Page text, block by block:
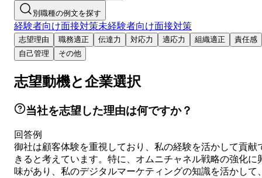
別職種の例文を探す
経験者向け面接対策未経験者向け面接対策
志望理由 職務適正 伝達力 対応力 適応力 組織適正
責任感
自己管理
その他
志望動機と企業選択
当社を志望した理由は何ですか？
回答例
御社は顧客体験を重視しており、私の経験を活かして貢献
きると考えています。特に、オムニチャネル戦略の強化に
味があり、私のデジタルマーケティングの知識を活かして